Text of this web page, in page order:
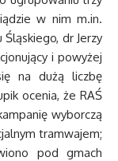
w nim m.in.
dr Jerzy
i powyżej
na dużą liczbę
ocenia, że RAŚ
wyborczą
tramwajem;
pod gmach